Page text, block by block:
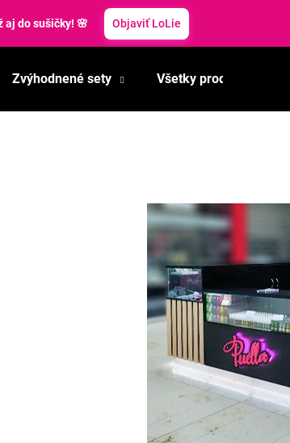
zľavou 40 %! Využiť zľavu
Zvýhodnené sety Všetky produkty